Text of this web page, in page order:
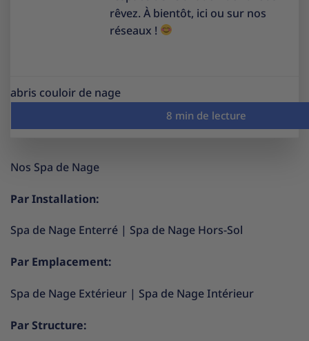
rêvez. À bientôt, ici ou sur nos
réseaux !
abris couloir de nage
Nos Spa de Nage
Par Installation:
Spa de Nage Enterré | Spa de Nage Hors-Sol
Par Emplacement:
Spa de Nage Extérieur | Spa de Nage Intérieur
Par Structure: